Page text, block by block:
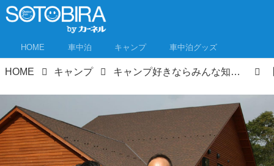
HOME 車中泊 キャンプ 車中泊グッズ
HOME キャンプ キャンプ好きならみんな知ってる！あの「キャンプ・アンド・キャビンズ」が山中湖に誕生！